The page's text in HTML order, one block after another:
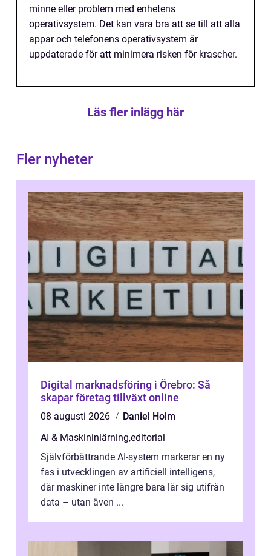
minne eller problem med enhetens
operativsystem. Det kan vara bra att se till att alla
appar och telefonens operativsystem är
uppdaterade för att minimera risken för krascher.
Läs fler inlägg här
Fler nyheter
Digital marknadsföring i Örebro: Så
skapar företag tillväxt online
08 augusti 2026
Daniel Holm
AI & Maskininlärning,editorial
Självförbättrande AI-system markerar en ny
fas i utvecklingen av artificiell intelligens,
där maskiner inte längre bara lär sig utifrån
data – utan även ...